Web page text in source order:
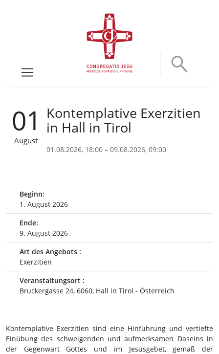
01
August
Kontemplative Exerzitien
in Hall in Tirol
01.08.2026, 18:00 – 09.08.2026, 09:00
Beginn:
1. August 2026
Ende:
9. August 2026
Art des Angebots :
Exerzitien
Veranstaltungsort :
Bruckergasse 24, 6060, Hall in Tirol - Österreich
Kontemplative Exerzitien sind eine Hinführung und vertiefte
Einübung des schweigenden und aufmerksamen Daseins in
der Gegenwart Gottes und im Jesusgebet, gemäß der